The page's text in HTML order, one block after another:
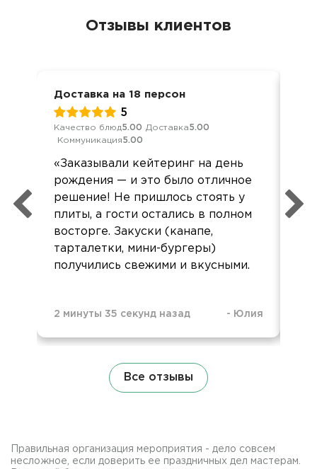
Отзывы клиентов
Доставка на 18 персон
5
Качество блюд5.00 Доставка5.00
Коммуникация5.00
«Заказывали кейтеринг на день
рождения — и это было отличное
решение! Не пришлось стоять у
плиты, а гости остались в полном
восторге. Закуски (канапе,
тарталетки, мини-бургеры)
получились свежими и вкусными.
2 минуты 35 секунд назад - Юлия
Все отзывы
Правильная организация мероприятия - дело совсем
несложное, если доверить ее праздничных дел мастерам.